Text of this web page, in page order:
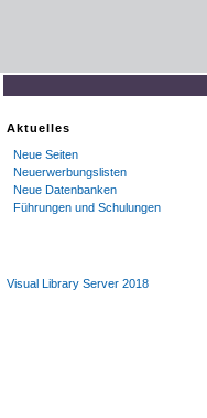
Aktuelles
Neue Seiten
Neuerwerbungslisten
Neue Datenbanken
Führungen und Schulungen
Visual Library Server 2018